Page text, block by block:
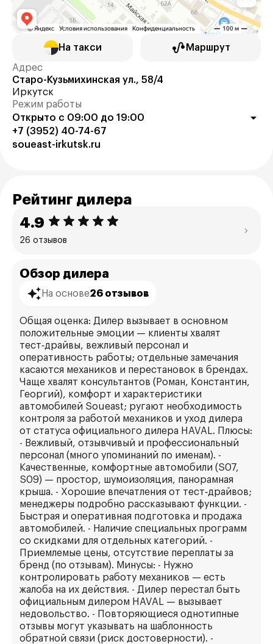
На такси Маршрут
Адрес
Старо-Кузьмихинская ул., 58/4
Иркутск
Режим работы
Открыто с 09:00 до 19:00
+7 (3952) 40-74-67
soueast-irkutsk.ru
Рейтинг дилера
4.9
26 отзывов
Обзор дилера
На основе26 отзывов
Общая оценка: Дилер вызывает в основном
положительные эмоции — клиенты хвалят
тест‑драйвы, вежливый персонал и
оперативность работы; отдельные замечания
касаются механиков и перестановок в брендах.
Чаще хвалят консультантов (Роман, Константин,
Георгий), комфорт и характеристики
автомобилей Soueast; ругают необходимость
контроля за работой механиков и уход дилера
от статуса официального дилера HAVAL. Плюсы:
- Вежливый, отзывчивый и профессиональный
персонал (много упоминаний по именам). -
Качественные, комфортные автомобили (S07,
S09) — простор, шумоизоляция, панорамная
крыша. - Хорошие впечатления от тест‑драйвов;
менеджеры подробно рассказывают функции. -
Быстрая и оперативная подготовка и продажа
автомобилей. - Наличие специальных программ
со скидками для отдельных категорий. -
Приемлемые цены, отсутствие переплаты за
бренд (по отзывам). Минусы: - Нужно
контролировать работу механиков — есть
жалоба на их действия. - Дилер перестал быть
официальным дилером HAVAL — вызывает
недовольство. - Повторяющиеся однотипные
отзывы могут указывать на шаблонность
обратной связи (риск достоверности). -